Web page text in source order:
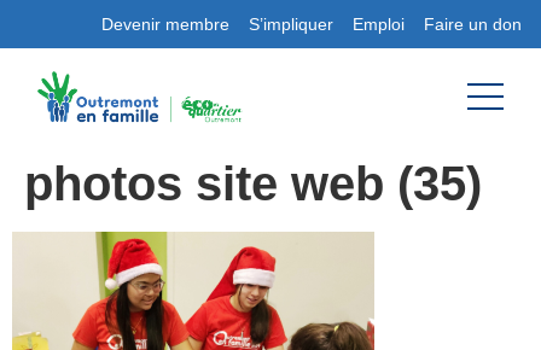
Devenir membre S’impliquer Emploi Faire un don
photos site web (35)